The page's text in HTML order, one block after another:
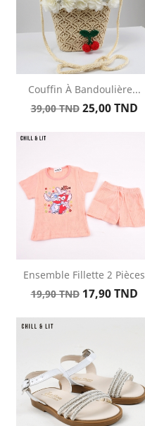
Couffin À Bandoulière...
Prix
base
39,00 TND Prix
25,00 TND
Ensemble Fillette 2 Pièces
Prix
base
19,90 TND Prix
17,90 TND